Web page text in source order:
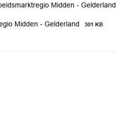
Midden - Gelderland
Midden - Gelderland 301 KB